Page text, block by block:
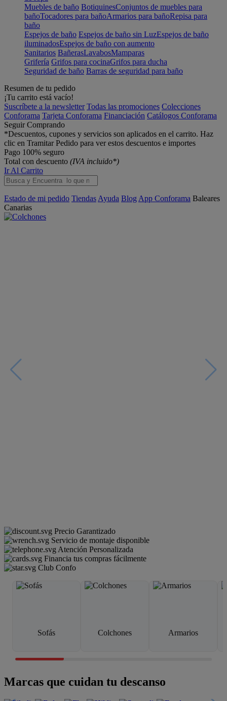
Muebles de baño BotiquinesConjuntos de muebles para
bañoTocadores para bañoArmarios para bañoRepisa para
baño
Espejos de baño Espejos de baño sin LuzEspejos de baño
iluminadosEspejos de baño con aumento
Sanitarios BañerasLavabosMamparas
Grifería Grifos para cocinaGrifos para ducha
Seguridad de baño Barras de seguridad para baño
Resumen de tu pedido
¡Tu carrito está vacío!
Suscríbete a la newsletter Todas las promociones Colecciones
Conforama Tarjeta Conforama Financiación Catálogos Conforama
Seguir Comprando
*Descuentos, cupones y servicios son aplicados en el carrito. Haz
clic en Tramitar Pedido para ver estos descuentos e importes
Pago 100% seguro
Total con descuento (IVA incluido*)
Ir Al Carrito
Estado de mi pedido Tiendas Ayuda Blog App Conforama Baleares
Canarias
Precio Garantizado
Servicio de montaje disponible
Atención Personalizada
Financia tus compras fácilmente
Club Confo
Sofás Colchones Armarios
Marcas que cuidan tu descanso